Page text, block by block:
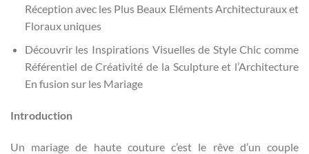
Réception avec les Plus Beaux Eléments Architecturaux et
Floraux uniques
Découvrir les Inspirations Visuelles de Style Chic comme
Référentiel de Créativité de la Sculpture et l’Architecture
En fusion sur les Mariage
Introduction
Un mariage de haute couture c’est le rêve d’un couple